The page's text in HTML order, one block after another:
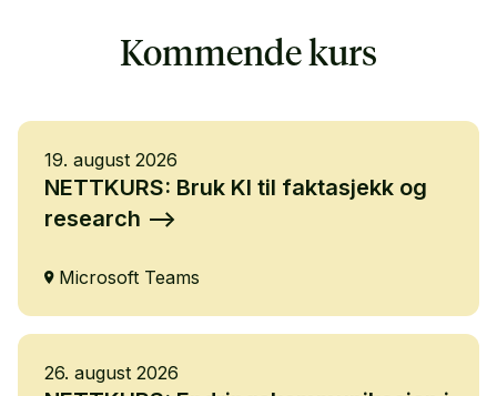
Kommende kurs
19. august 2026
NETTKURS: Bruk KI til faktasjekk og
research
Microsoft Teams
26. august 2026